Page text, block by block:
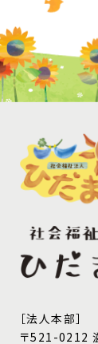
［法人本部］
〒521-0212